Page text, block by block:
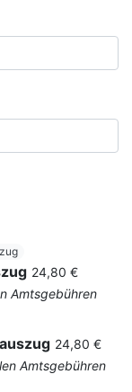
24,80 €
Amtsgebühren
24,80 €
Amtsgebühren